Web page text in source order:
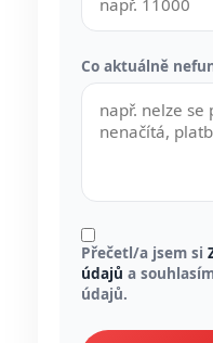
Co aktuálně
Přečetl/a jsem si
údajů a
údajů.